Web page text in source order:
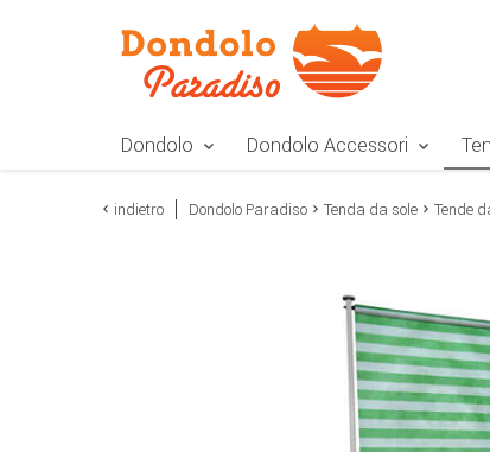
Dondolo Dondolo Accessori
indietro Dondolo Paradiso Tenda da sole Tende